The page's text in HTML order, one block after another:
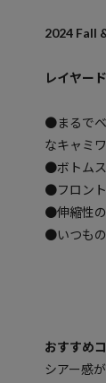
2024 Fall
レイヤー
●まるで
なキャミ
●ボトム
●フロント
●伸縮性
●いつも
おすすめ
シアー感